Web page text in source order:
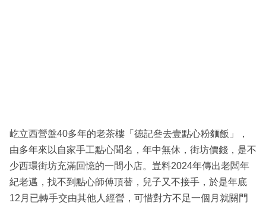
區
屹立西營盤40多年的老茶樓「德記叄去壹點心粉麵飯」，
由多年來以自家手工點心聞名，年中無休，街坊價錢，是不
少西環街坊充滿回憶的一間小店。豈料2024年傳出老闆年
紀老邁，找不到點心師傅頂替，兒子又不接手，於是年底
12月已轉手交由其他人經營，可惜對方不足一個月就關門